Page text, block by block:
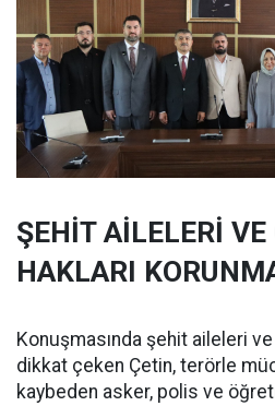
ŞEHİT AİLELERİ
HAKLARI
Konuşmasında şehit aileleri
dikkat çeken Çetin, terörle
kaybeden asker, polis ve